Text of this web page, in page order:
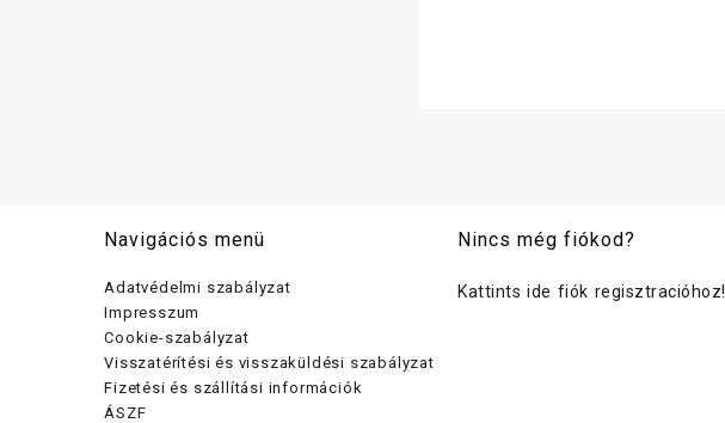
Navigációs menü
Adatvédelmi szabályzat
Impresszum
Cookie-szabályzat
Visszatérítési és visszaküldési szabályzat
Fizetési és szállítási információk
ÁSZF
Nincs még fiókod?
Kattints ide fiók regisztracióhoz!